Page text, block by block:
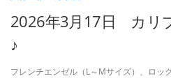
2026年3月17日 カリ
♪
フレンチエンゼル（L～Mサイズ）、ロッ